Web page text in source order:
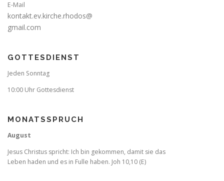
E-Mail
kontakt.ev.kirche.rhodos@
gmail.com
GOTTESDIENST
Jeden Sonntag
10:00 Uhr Gottesdienst
MONATSSPRUCH
August
Jesus Christus spricht: Ich bin gekommen, damit sie das
Leben haden und es in Fulle haben. Joh 10,10 (E)